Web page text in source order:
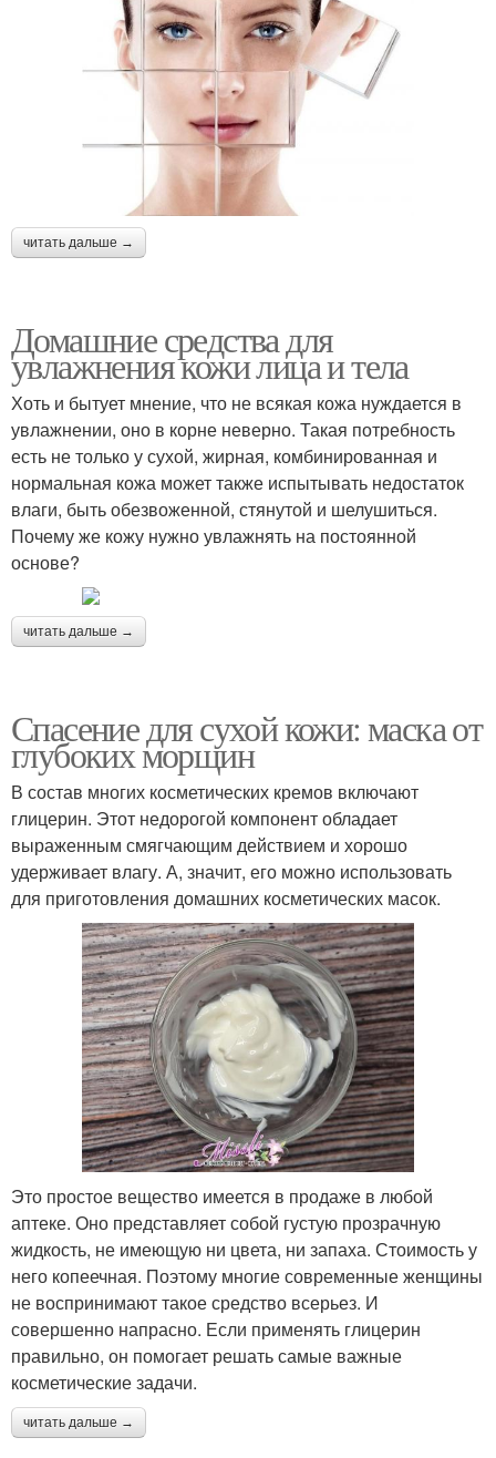
читать дальше →
Домашние средства для
увлажнения кожи лица и тела
Хоть и бытует мнение, что не всякая кожа нуждается в
увлажнении, оно в корне неверно. Такая потребность
есть не только у сухой, жирная, комбинированная и
нормальная кожа может также испытывать недостаток
влаги, быть обезвоженной, стянутой и шелушиться.
Почему же кожу нужно увлажнять на постоянной
основе?
читать дальше →
Спасение для сухой кожи: маска от
глубоких морщин
В состав многих косметических кремов включают
глицерин. Этот недорогой компонент обладает
выраженным смягчающим действием и хорошо
удерживает влагу. А, значит, его можно использовать
для приготовления домашних косметических масок.
Это простое вещество имеется в продаже в любой
аптеке. Оно представляет собой густую прозрачную
жидкость, не имеющую ни цвета, ни запаха. Стоимость у
него копеечная. Поэтому многие современные женщины
не воспринимают такое средство всерьез. И
совершенно напрасно. Если применять глицерин
правильно, он помогает решать самые важные
косметические задачи.
читать дальше →